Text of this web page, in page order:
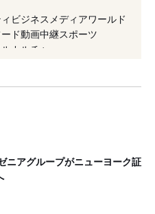
ダストリアル
ビジネス メディアワールド
ド動画中継スポーツ
カルチャー
ニアグループがニューヨーク証